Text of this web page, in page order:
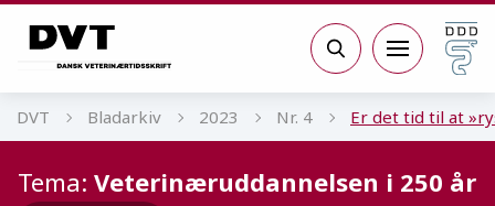
Søg
DVT Bladarkiv 2023 Nr. 4 Er det tid til at
Tema: Veterinæruddannelsen i 250 år